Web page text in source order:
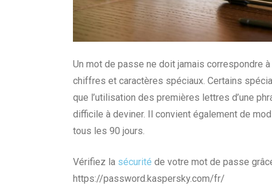
Un mot de passe ne doit jamais correspondre
chiffres et caractères spéciaux. Certains
que l’utilisation des premières lettres d’une
difficile à deviner. Il convient également de
tous les 90 jours.
Vérifiez la sécurité de votre mot de passe
https://password.kaspersky.com/fr/